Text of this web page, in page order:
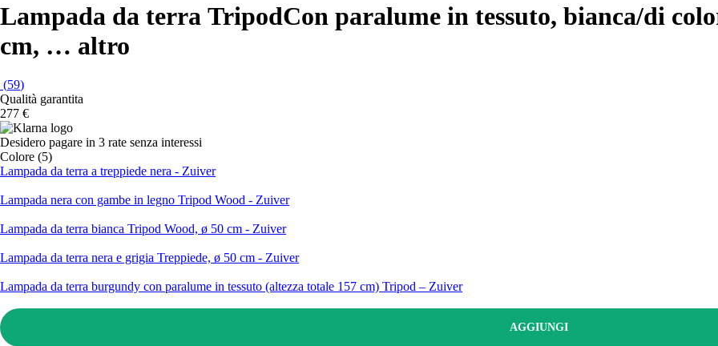
Lampada da terra TripodCon paralume in tessuto, bianca/di
cm, … altro
(59)
Qualità garantita
277 €
Desidero pagare in 3 rate senza interessi
Colore (5)
Lampada da terra a treppiede nera - Zuiver
Lampada nera con gambe in legno Tripod Wood - Zuiver
Lampada da terra bianca Tripod Wood, ø 50 cm - Zuiver
Lampada da terra nera e grigia Treppiede, ø 50 cm - Zuiver
Lampada da terra burgundy con paralume in tessuto (altezza totale 157 cm) Tripod – Zuiver
AGGIUNGI